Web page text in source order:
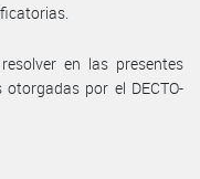
en las presentes
por el DECTO-